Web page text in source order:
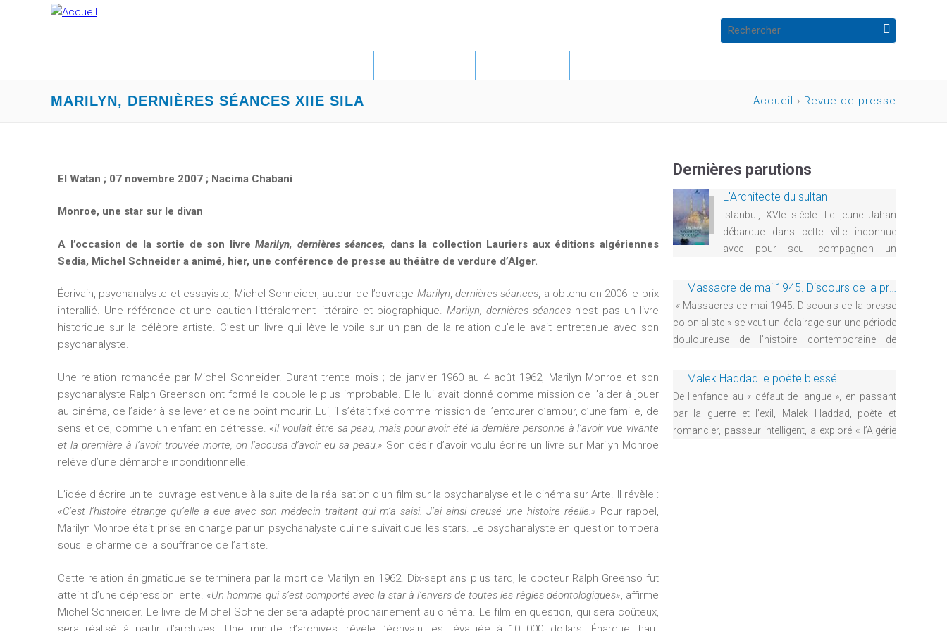
F
u
l
a
r
e
e
r
MARILYN, DERNIÈRES SÉANCES XIIE SILA Accueil › Revue de presse
El Watan ; 07 novembre 2007 ; Nacima Chabani
Monroe, une star sur le divan
A l’occasion de la sortie de son livreMarilyn, dernières séances, dans la collection Lauriers aux éditions algériennes
Sedia, Michel Schneider a animé, hier, une conférence de presse au théâtre de verdure d’Alger.
Écrivain, psychanalyste et essayiste, Michel Schneider, auteur de l’ouvrage Marilyn, dernières séances, a obtenu en 2006 le prix
interallié. Une référence et une caution littéralement littéraire et biographique.Marilyn, dernières séances n’est pas un livre
historique sur la célèbre artiste. C’est un livre qui lève le voile sur un pan de la relation qu’elle avait entretenue avec son
psychanalyste.
Une relation romancée par Michel Schneider. Durant trente mois ; de janvier 1960 au 4 août 1962, Marilyn Monroe et son
psychanalyste Ralph Greenson ont formé le couple le plus improbable. Elle lui avait donné comme mission de l’aider à jouer
au cinéma, de l’aider à se lever et de ne point mourir. Lui, il s’était fixé comme mission de l’entourer d’amour, d’une famille, de
sens et ce, comme un enfant en détresse. «Il voulait être sa peau, mais pour avoir été la dernière personne à l’avoir vue vivante
et la première à l’avoir trouvée morte, on l’accusa d’avoir eu sa peau.» Son désir d’avoir voulu écrire un livre sur Marilyn Monroe
relève d’une démarche inconditionnelle.
L’idée d’écrire un tel ouvrage est venue à la suite de la réalisation d’un film sur la psychanalyse et le cinéma sur Arte. Il révèle :
«C’est l’histoire étrange qu’elle a eue avec son médecin traitant qui m’a saisi. J’ai ainsi creusé une histoire réelle.» Pour rappel,
Marilyn Monroe était prise en charge par un psychanalyste qui ne suivait que les stars. Le psychanalyste en question tombera
sous le charme de la souffrance de l’artiste.
Cette relation énigmatique se terminera par la mort de Marilyn en 1962. Dix-sept ans plus tard, le docteur Ralph Greenso fut
atteint d’une dépression lente. «Un homme qui s’est comporté avec la star à l’envers de toutes les règles déontologiques» , affirme
Michel Schneider. Le livre de Michel Schneider sera adapté prochainement au cinéma. Le film en question, qui sera coûteux,
Dernières parutions
L'Architecte du sultan
Istanbul, XVIe siècle. Le jeune Jahan
débarque dans cette ville inconnue
avec pour seul compagnon un
chargé d’offrir au sultan Soliman le
Magnifique. En chemin, il rencontrera
des courtisans trompeurs et des faux
amis, des gitans, des dompteurs
Massacre de mai 1945. Discours de la presse colonialiste
« Massacres de mai 1945. Discours de la presse
colonialiste » se veut un éclairage sur une période
douloureuse de l’histoire contemporaine de
de rappel sur une réalité politique et sociale, de ses
acteurs et forces d’influence dans l’Algérie des...
Malek Haddad le poète blessé
De l’enfance au « défaut de langue », en passant
par la guerre et l’exil, Malek Haddad, poète et
romancier, passeur intelligent, a exploré « l’Algérie